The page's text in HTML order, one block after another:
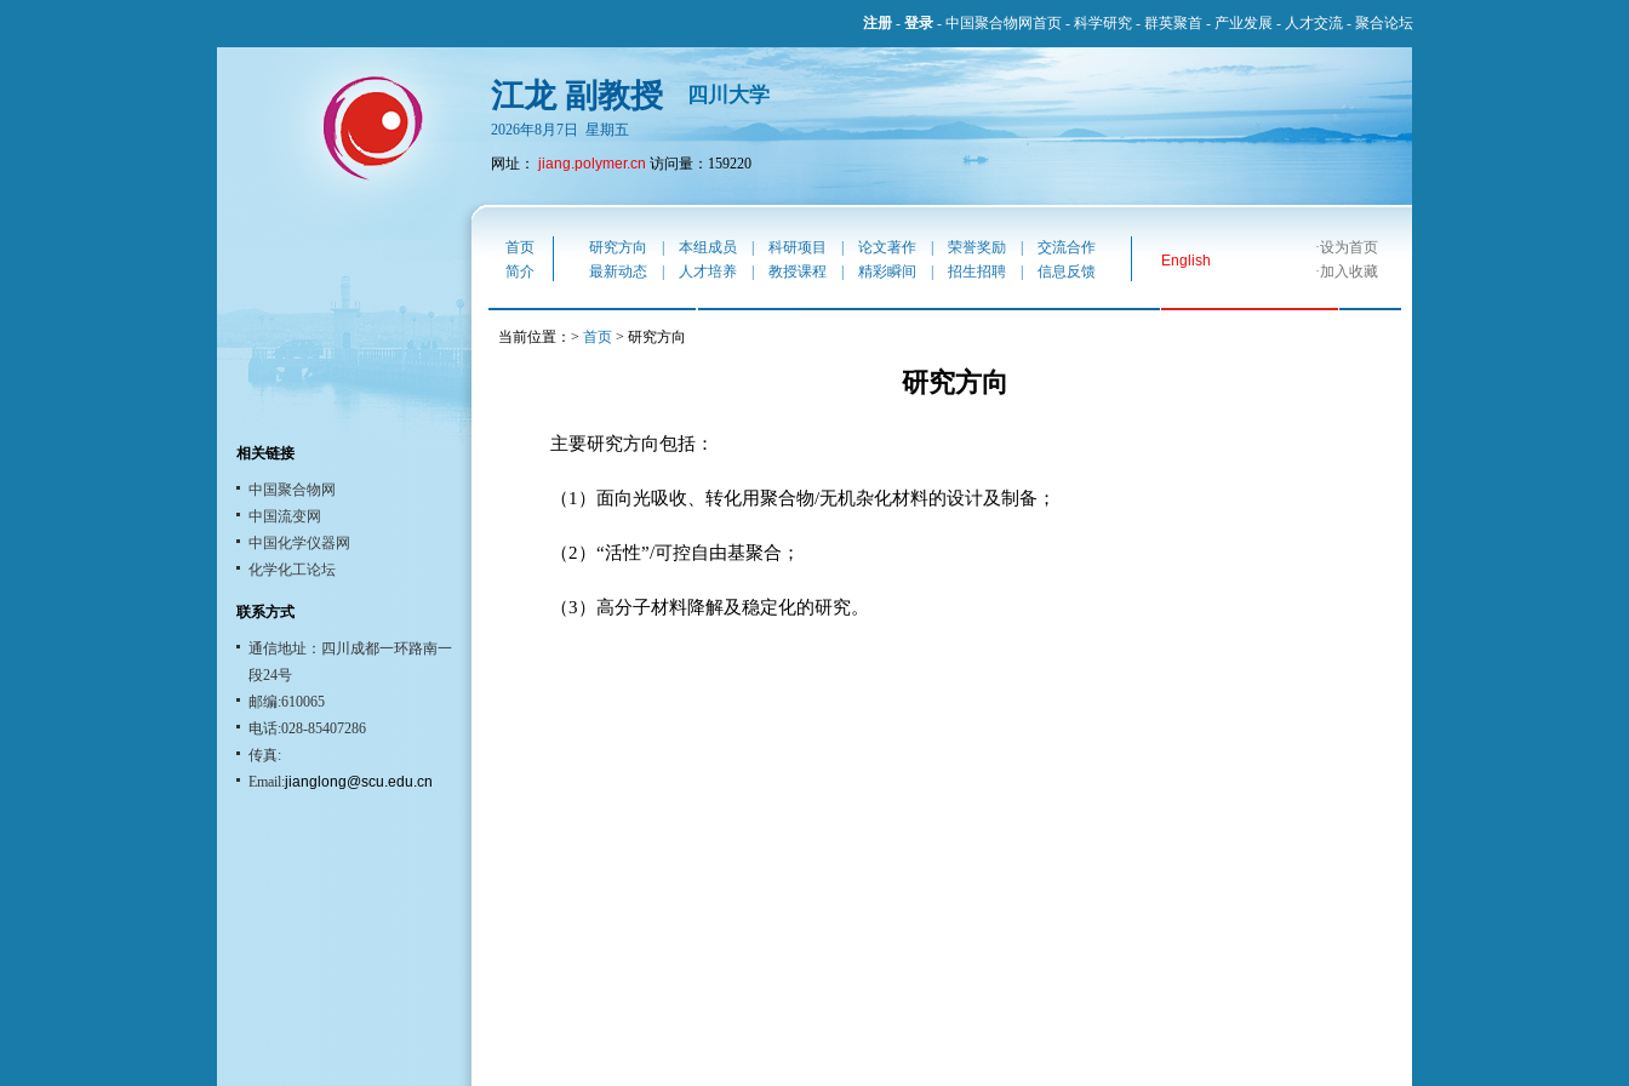
注册 - 登录 - 中国聚合物网首页 - 科学研究 - 群英聚首 - 产业发展 - 人才交流 - 聚合论坛
江龙 副教授 四川大学
2026年8月7日 星期五
网址： jiang.polymer.cn 访问量：159220
相关链接
中国聚合物网
中国流变网
中国化学仪器网
化学化工论坛
联系方式
通信地址：四川成都一环路南一
段24号
邮编:610065
电话:028-85407286
传真:
Email:jianglong@scu.edu.cn
首页 研究方向 本组成员 科研项目 论文著作 荣誉奖励 交流合作
English
·设为首页
简介
最新动态 人才培养 教授课程 精彩瞬间 招生招聘 信息反馈 ·加入收藏
当前位置：> 首页 > 研究方向
研究方向
主要研究方向包括：
（1）面向光吸收、转化用聚合物/无机杂化材料的设计及制备；
（2）“活性”/可控自由基聚合；
（3）高分子材料降解及稳定化的研究。